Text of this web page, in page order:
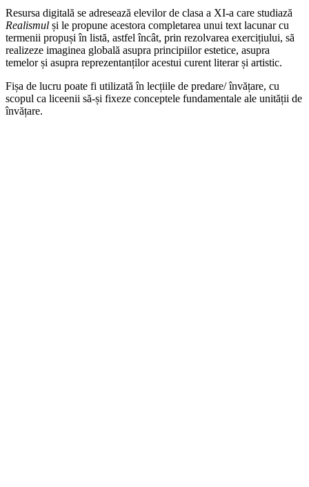
Resursa digitală se adresează elevilor de clasa a XI-a care studiază
Realismul și le propune acestora completarea unui text lacunar cu
termenii propuși în listă, astfel încât, prin rezolvarea exercițiului, să
realizeze imaginea globală asupra principiilor estetice, asupra
temelor și asupra reprezentanților acestui curent literar și artistic.
Fișa de lucru poate fi utilizată în lecțiile de predare/ învățare, cu
scopul ca liceenii să-și fixeze conceptele fundamentale ale unității de
învățare.